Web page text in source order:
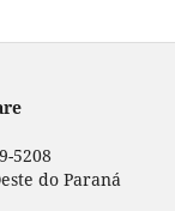
5208
do Paraná